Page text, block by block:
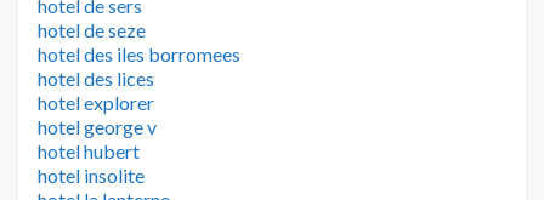
hotel de sers
hotel de seze
hotel des iles borromees
hotel des lices
hotel explorer
hotel george v
hotel hubert
hotel insolite